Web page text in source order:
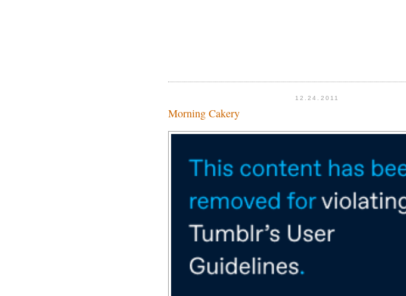
12.24.2011
Morning Cakery